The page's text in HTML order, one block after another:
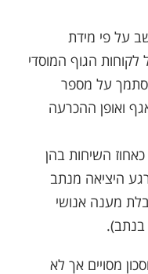
לקוחות -70% – חושב על פי מידת
הגוף המוסדי
– חושב בהסתמך על מספר
ואופן ההכרעה
-10% – חושב כאחוז השיחות בהן
בתוך 3 דקות מרגע היציאה מנתב
מענה אנושי
בנתב).
מסויים אך לא